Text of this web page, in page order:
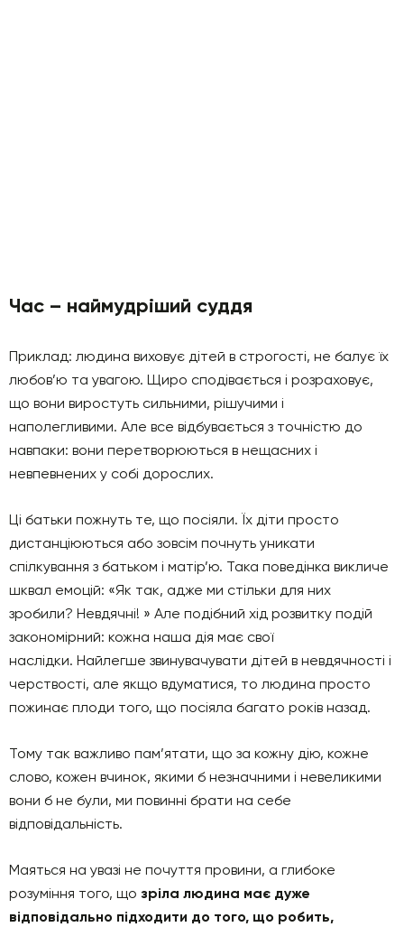
Час – наймудріший суддя
Приклад: людина виховує дітей в строгості, не балує їх
любов’ю та увагою. Щиро сподівається і розраховує,
що вони виростуть сильними, рішучими і
наполегливими. Але все відбувається з точністю до
навпаки: вони перетворюються в нещасних і
невпевнених у собі дорослих.
Ці батьки пожнуть те, що посіяли. Їх діти просто
дистанціюються або зовсім почнуть уникати
спілкування з батьком і матір’ю. Така поведінка викличе
шквал емоцій: «Як так, адже ми стільки для них
зробили? Невдячні! » Але подібний хід розвитку подій
закономірний: кожна наша дія має свої
наслідки. Найлегше звинувачувати дітей в невдячності і
черствості, але якщо вдуматися, то людина просто
пожинає плоди того, що посіяла багато років назад.
Тому так важливо пам’ятати, що за кожну дію, кожне
слово, кожен вчинок, якими б незначними і невеликими
вони б не були, ми повинні брати на себе
відповідальність.
Маяться на увазі не почуття провини, а глибоке
розуміння того, що зріла людина має дуже
відповідально підходити до того, що робить,